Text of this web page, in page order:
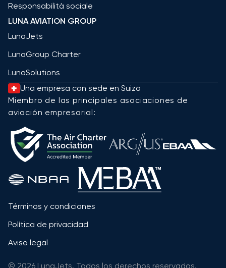
Responsabilità sociale
LUNA AVIATION GROUP
LunaJets
LunaGroup Charter
LunaSolutions
Una empresa con sede en Suiza
Miembro de las principales asociaciones de
aviación empresarial:
Términos y condiciones
Política de privacidad
Aviso legal
© 2026 LunaJets. Todos los derechos reservados.